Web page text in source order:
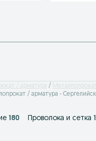
/ арматура
/ арматура -
180 Проволока и сетка